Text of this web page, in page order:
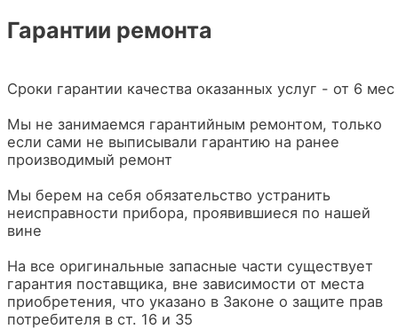
Гарантии ремонта
Сроки гарантии качества оказанных услуг - от 6 мес
Мы не занимаемся гарантийным ремонтом, только
если сами не выписывали гарантию на ранее
производимый ремонт
Мы берем на себя обязательство устранить
неисправности прибора, проявившиеся по нашей
вине
На все оригинальные запасные части существует
гарантия поставщика, вне зависимости от места
приобретения, что указано в Законе о защите прав
потребителя в ст. 16 и 35